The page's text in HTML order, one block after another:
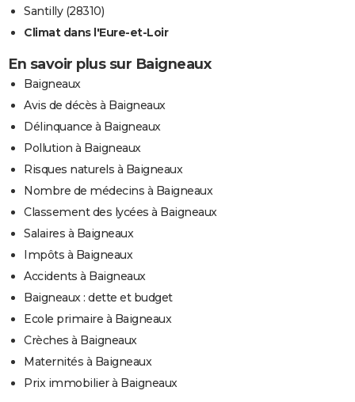
Santilly (28310)
Climat dans l'Eure-et-Loir
En savoir plus sur Baigneaux
Baigneaux
Avis de décès à Baigneaux
Délinquance à Baigneaux
Pollution à Baigneaux
Risques naturels à Baigneaux
Nombre de médecins à Baigneaux
Classement des lycées à Baigneaux
Salaires à Baigneaux
Impôts à Baigneaux
Accidents à Baigneaux
Baigneaux : dette et budget
Ecole primaire à Baigneaux
Crèches à Baigneaux
Maternités à Baigneaux
Prix immobilier à Baigneaux